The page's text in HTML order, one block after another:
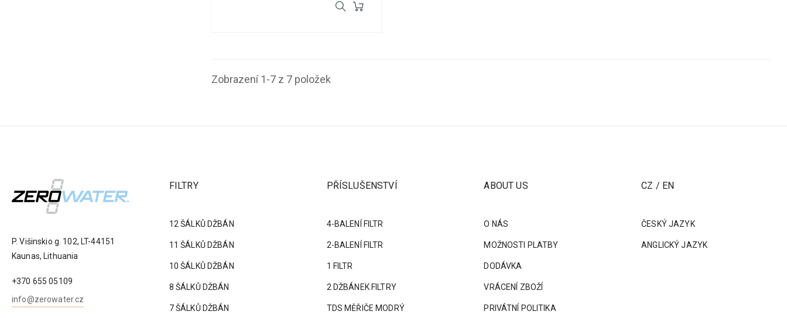
Zobrazení 1-7 z 7 položek
P. Višinskio g. 102, LT-44151
Kaunas, Lithuania
+370 655 05109
info@zerowater.cz
FILTRY
12 ŠÁLKŮ DŽBÁN
11 ŠÁLKŮ DŽBÁN
10 ŠÁLKŮ DŽBÁN
8 ŠÁLKŮ DŽBÁN
7 ŠÁLKŮ DŽBÁN
PŘÍSLUŠENSTVÍ
4-BALENÍ FILTR
2-BALENÍ FILTR
1 FILTR
2 DŽBÁNEK FILTRY
TDS MĚŘIČE MODRÝ
ABOUT US
O NÁS
MOŽNOSTI PLATBY
DODÁVKA
VRÁCENÍ ZBOŽÍ
PRIVÁTNÍ POLITIKA
CZ / EN
ČESKÝ JAZYK
ANGLICKÝ JAZYK